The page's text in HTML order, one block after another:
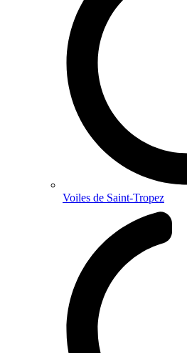
Voiles de Saint-Tropez